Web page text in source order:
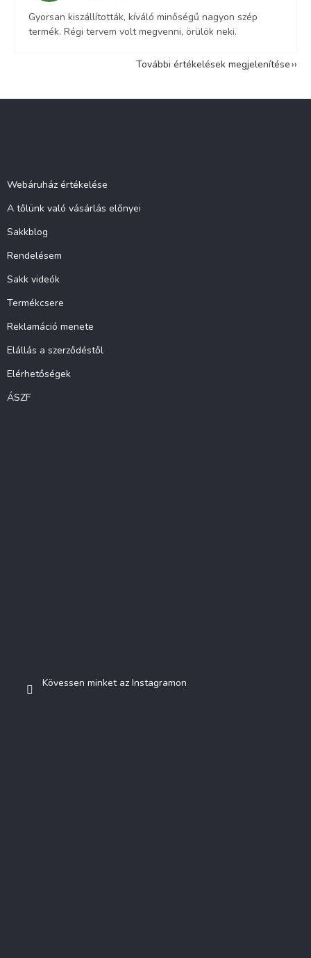
Gyorsan kiszállították, kíváló minőségű nagyon szép
termék. Régi tervem volt megvenni, örülök neki.
További értékelések megjelenítése
Webáruház értékelése
A tőlünk való vásárlás előnyei
Sakkblog
Rendelésem
Sakk videók
Termékcsere
Reklamáció menete
Elállás a szerződéstől
Elérhetőségek
ÁSZF
Kövessen minket az Instagramon